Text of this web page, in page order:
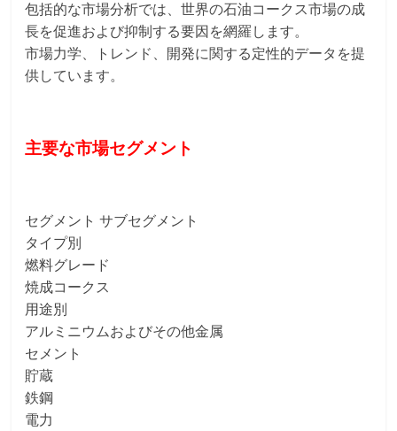
包括的な市場分析では、世界の石油コークス市場の成
長を促進および抑制する要因を網羅します。
市場力学、トレンド、開発に関する定性的データを提
供しています。
主要な市場セグメント
セグメント サブセグメント
タイプ別
燃料グレード
焼成コークス
用途別
アルミニウムおよびその他金属
セメント
貯蔵
鉄鋼
電力